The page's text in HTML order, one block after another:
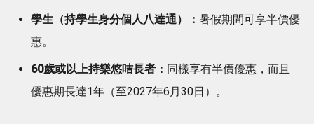
學生（持學生身分個人八達通）： 暑假期間可享半價優
惠。
60歲或以上持樂悠咭長者： 同樣享有半價優惠，而且
優惠期長達1年（至2027年6月30日）。